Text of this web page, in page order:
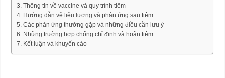
Thông tin về vaccine và quy trình tiêm
Hướng dẫn về liều lượng và phản ứng sau tiêm
Các phản ứng thường gặp và những điều cần lưu ý
Những trường hợp chống chỉ định và hoãn tiêm
Kết luận và khuyến cáo